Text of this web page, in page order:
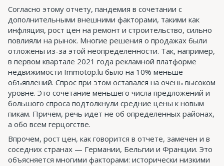
Согласно этому отчету, пандемия в сочетании с
дополнительными внешними факторами, такими как
инфляция, рост цен на ремонт и строительство, сильно
повлияли на рынок. Многие решения о продажах были
отложены из-за этой неопределенности. Так, например,
в первом квартале 2021 года рекламной платформе
недвижимости Immotop.lu было на 10% меньше
объявлений. Спрос при этом оставался на очень высоком
уровне. Это сочетание меньшего числа предложений и
большого спроса подтолкнули средние цены к новым
пикам. Причем, речь идет не об определенных районах,
а обо всем герцогстве.
Впрочем, рост цен, как говорится в отчете, замечен и в
соседних странах — Германии, Бельгии и Франции. Это
объясняется многими факторами: исторически низкими